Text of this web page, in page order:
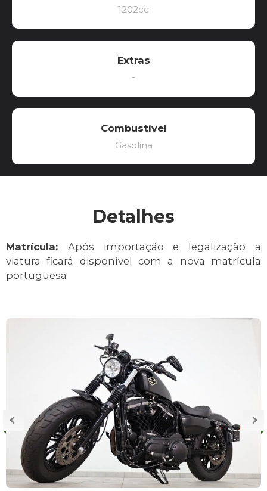
1202cc
Extras
-
Combustível
Gasolina
Detalhes
Matrícula: Após importação e legalização a
viatura ficará disponível com a nova matrícula
portuguesa